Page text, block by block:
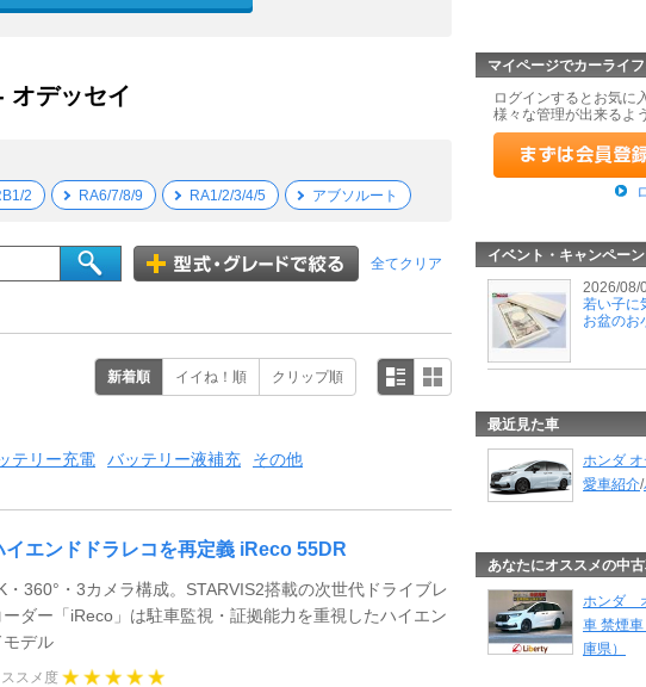
オデッセイ
2 RA6/7/8/9 RA1/2/3/4/5 アブソルート
全てクリア
新着順 イイね！順 クリップ順
テリー充電 バッテリー液補充 その他
イエンドドラレコを再定義 iReco 55DR
・360°・3カメラ構成。STARVIS2搭載の次世代ドライブレ
ーダー「iReco」は駐車監視・証拠能力を重視したハイエン
モデル
スメ度
マイページでカーライ
ログインするとお気に
様々な管理が出来るよ
イベント・キャンペーン
2026/08/
若い子に
お盆の
最近見た車
ホンダ
愛車紹介/
あなたにオススメの中
ホンダ
車 禁煙
庫県）